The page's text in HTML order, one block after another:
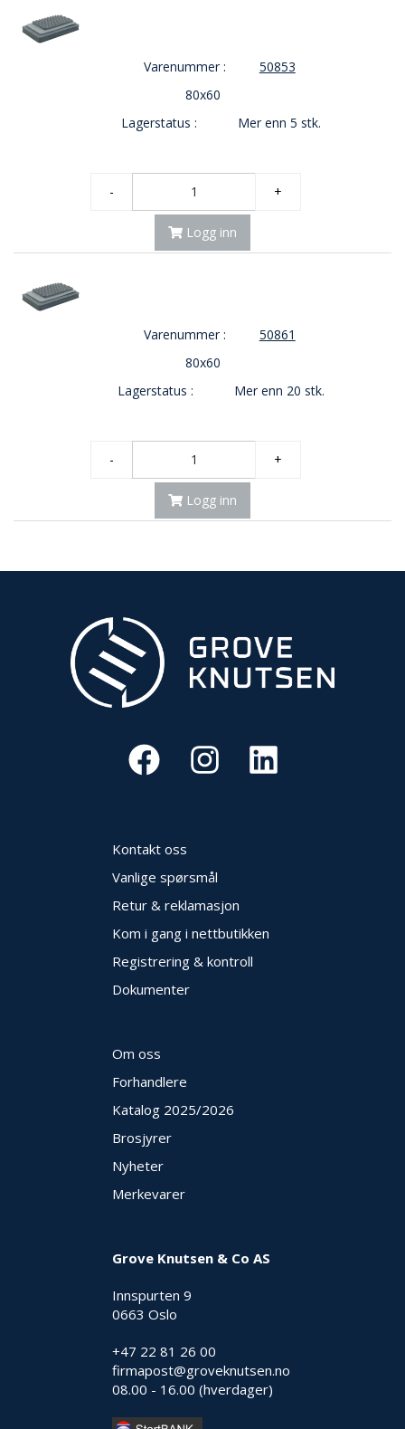
Varenummer :
50853
80x60
Lagerstatus :
Mer enn 5 stk.
- +
Logg inn
Varenummer :
50861
80x60
Lagerstatus :
Mer enn 20 stk.
- +
Logg inn
Kontakt oss
Vanlige spørsmål
Retur & reklamasjon
Kom i gang i nettbutikken
Registrering & kontroll
Dokumenter
Om oss
Forhandlere
Katalog 2025/2026
Brosjyrer
Nyheter
Merkevarer
Grove Knutsen & Co AS
Innspurten 9
0663 Oslo
+47 22 81 26 00
firmapost@groveknutsen.no
08.00 - 16.00 (hverdager)